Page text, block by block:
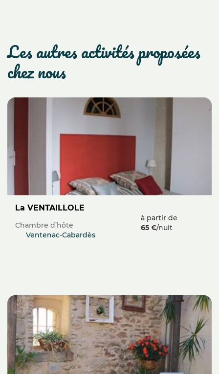
les autres activités proposées
chez nous
La VENTAILLOLE
Chambre d’hôte
Ventenac-Cabardès
à partir de
65 €/nuit